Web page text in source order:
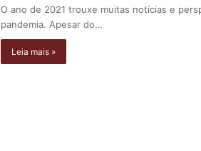
O ano de 2021 trouxe muitas notícias e
pandemia. Apesar do…
Leia mais »